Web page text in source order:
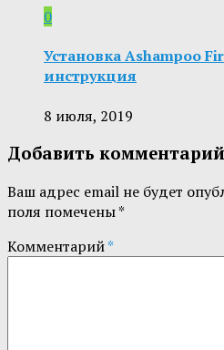
0
Установка Ashampoo
инструкция
8 июля, 2019
Добавить комментарий
Ваш адрес email не будет
поля помечены*
Комментарий*